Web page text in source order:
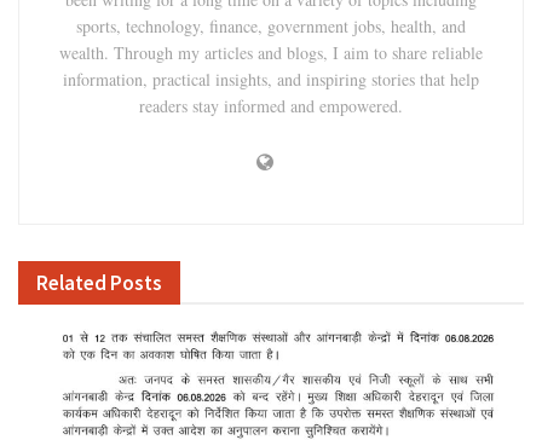
sports, technology, finance, government jobs, health, and
wealth. Through my articles and blogs, I aim to share reliable
information, practical insights, and inspiring stories that help
readers stay informed and empowered.
Related Posts